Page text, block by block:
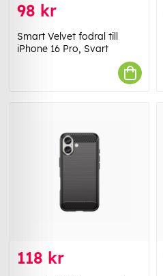
98 kr
Smart Velvet fodral till
iPhone 16 Pro, Svart
118 kr